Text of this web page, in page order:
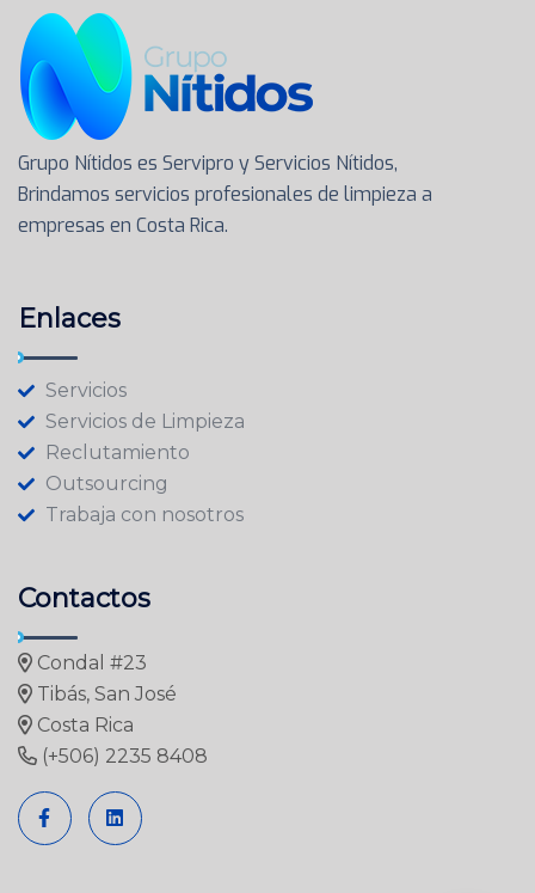
Grupo Nítidos es Servipro y Servicios Nítidos,
Brindamos servicios profesionales de limpieza a
empresas en Costa Rica.
Enlaces
Servicios
Servicios de Limpieza
Reclutamiento
Outsourcing
Trabaja con nosotros
Contactos
Condal #23
Tibás, San José
Costa Rica
(+506) 2235 8408